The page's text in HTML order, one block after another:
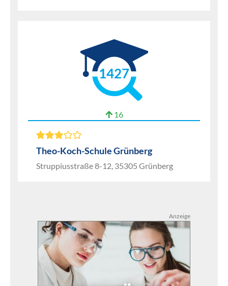
1427
16
Theo-Koch-Schule Grünberg
Struppiusstraße 8-12, 35305 Grünberg
Anzeige